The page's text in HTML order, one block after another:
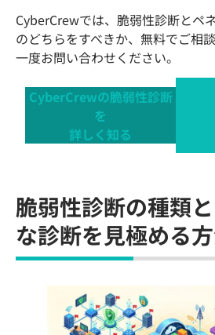
CyberCrewでは、脆弱性診断とペ
のどちらをすべきか、無料でご相
一度お問い合わせください。
CyberCrewの脆弱性診断
を
詳しく知る
脆弱性診断の種類
な診断を見極める